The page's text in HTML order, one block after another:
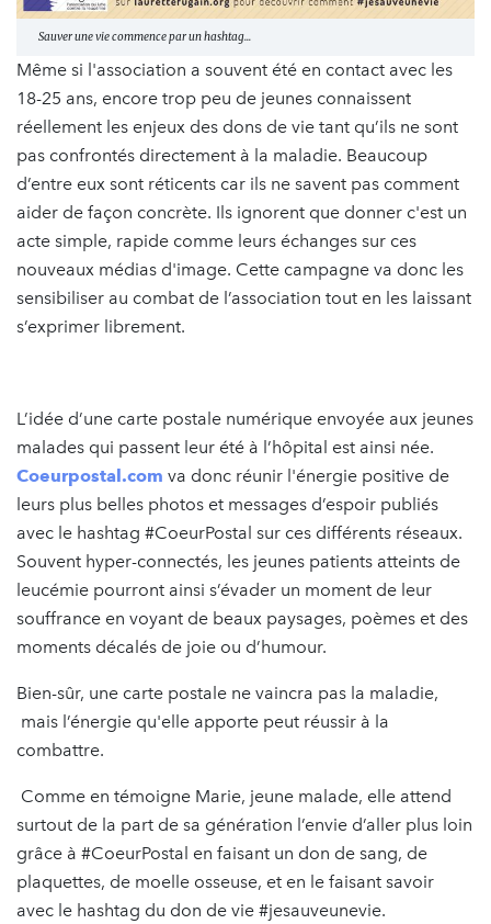
Sauver une vie commence par un hashtag...
Même si l'association a souvent été en contact avec les
18-25 ans, encore trop peu de jeunes connaissent
réellement les enjeux des dons de vie tant qu’ils ne sont
pas confrontés directement à la maladie. Beaucoup
d’entre eux sont réticents car ils ne savent pas comment
aider de façon concrète. Ils ignorent que donner c'est un
acte simple, rapide comme leurs échanges sur ces
nouveaux médias d'image. Cette campagne va donc les
sensibiliser au combat de l’association tout en les laissant
s’exprimer librement.
L’idée d’une carte postale numérique envoyée aux jeunes
malades qui passent leur été à l’hôpital est ainsi née.
Coeurpostal.com va donc réunir l'énergie positive de
leurs plus belles photos et messages d’espoir publiés
avec le hashtag #CoeurPostal sur ces différents réseaux.
Souvent hyper-connectés, les jeunes patients atteints de
leucémie pourront ainsi s’évader un moment de leur
souffrance en voyant de beaux paysages, poèmes et des
moments décalés de joie ou d’humour.
Bien-sûr, une carte postale ne vaincra pas la maladie,
mais l’énergie qu'elle apporte peut réussir à la
combattre.
Comme en témoigne Marie, jeune malade, elle attend
surtout de la part de sa génération l’envie d’aller plus loin
grâce à #CoeurPostal en faisant un don de sang, de
plaquettes, de moelle osseuse, et en le faisant savoir
avec le hashtag du don de vie #jesauveunevie.